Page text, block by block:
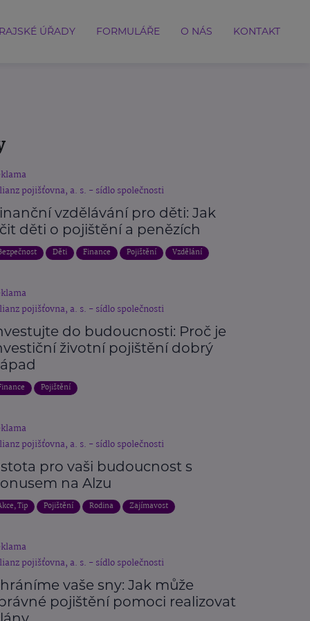
ÚŘADY FORMULÁŘE O NÁS KONTAKT
pojišťovna, a. s. - sídlo společnosti
vzdělávání pro děti: Jak
děti o pojištění a penězích
Děti Finance Pojištění Vzdělání
pojišťovna, a. s. - sídlo společnosti
do budoucnosti: Proč je
životní pojištění dobrý
Pojištění
pojišťovna, a. s. - sídlo společnosti
pro vaši budoucnost s
na Alzu
Tip Pojištění Rodina Zajímavost
pojišťovna, a. s. - sídlo společnosti
vaše sny: Jak může
pojištění pomoci realizovat